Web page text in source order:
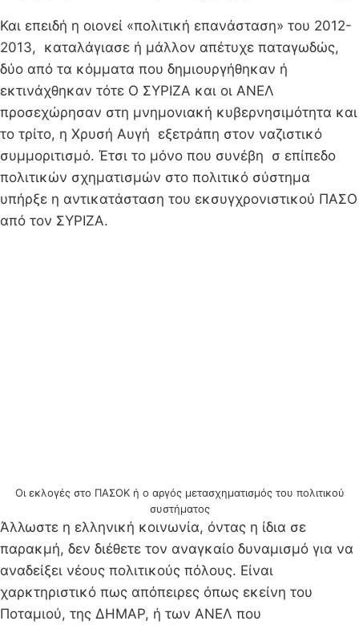
Και επειδή η οιονεί «πολιτική επανάσταση» του 2012-
2013, καταλάγιασε ή μάλλον απέτυχε παταγωδώς,
δύο από τα κόμματα που δημιουργήθηκαν ή
εκτινάχθηκαν τότε Ο ΣΥΡΙΖΑ και οι ΑΝΕΛ
προσεχώρησαν στη μνημονιακή κυβερνησιμότητα και
το τρίτο, η Χρυσή Αυγή εξετράπη στον ναζιστικό
συμμοριτισμό. Έτσι το μόνο που συνέβη σ επίπεδο
πολιτικών σχηματισμών στο πολιτικό σύστημα
υπήρξε η αντικατάσταση του εκσυγχρονιστικού ΠΑΣΟ
από τον ΣΥΡΙΖΑ.
Οι εκλογές στο ΠΑΣΟΚ ή ο αργός μετασχηματισμός του πολιτικού
συστήματος
Άλλωστε η ελληνική κοινωνία, όντας η ίδια σε
παρακμή, δεν διέθετε τον αναγκαίο δυναμισμό για να
αναδείξει νέους πολιτικούς πόλους. Είναι
χαρκτηριστικό πως απόπειρες όπως εκείνη του
Ποταμιού, της ΔΗΜΑΡ, ή των ΑΝΕΛ που